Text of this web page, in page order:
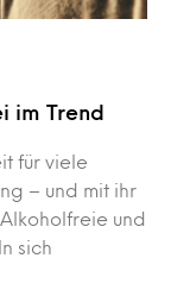
im Trend
für viele
– und mit ihr
und
sich